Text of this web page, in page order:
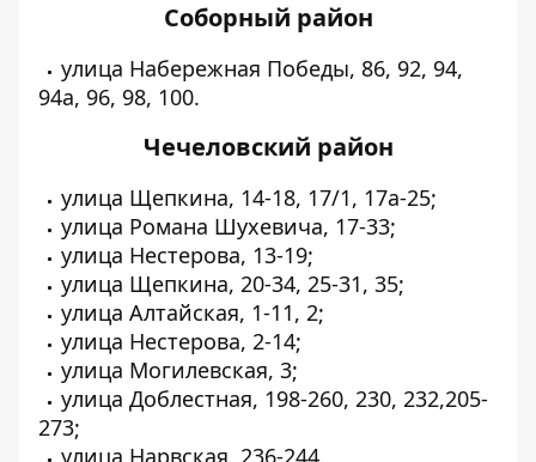
Соборный район
улица Набережная Победы, 86, 92, 94,
94а, 96, 98, 100.
Чечеловский район
улица Щепкина, 14-18, 17/1, 17а-25;
улица Романа Шухевича, 17-33;
улица Нестерова, 13-19;
улица Щепкина, 20-34, 25-31, 35;
улица Алтайская, 1-11, 2;
улица Нестерова, 2-14;
улица Могилевская, 3;
улица Доблестная, 198-260, 230, 232,205-
273;
улица Нарвская, 236-244.